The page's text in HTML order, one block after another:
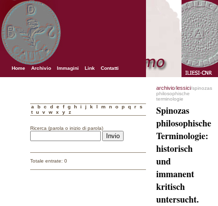
Home Archivio Immagini Link Contatti
a b c d e f g h i j k l m n o p q r
s
t
u v w x y z
Ricerca (parola o inizio di parola)
Totale entrate: 0
archivio/lessici/spinozas
philosophische
terminologie
Spinozas
philosophische
Terminologie:
historisch
und
immanent
kritisch
untersucht.